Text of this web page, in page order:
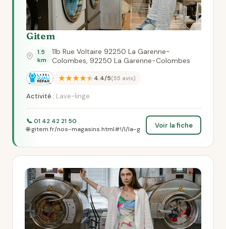
Gitem
1.5
km
11b Rue Voltaire 92250 La Garenne-
Colombes, 92250 La Garenne-Colombes
★★★★★4.4/5(55 avis)
Activité : Lave-linge
📞 01 42 42 21 50
🌐 gitem.fr/nos-magasins.html#!/l/la-g
Voir la fiche